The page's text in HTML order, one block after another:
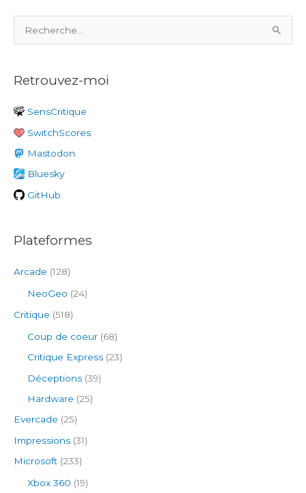
e
h
r
c
h
e
r
Retrouvez-moi
SensCritique
SwitchScores
Mastodon
Bluesky
GitHub
Plateformes
Arcade (128)
NeoGeo (24)
Critique (518)
Coup de coeur (68)
Critique Express (23)
Déceptions (39)
Hardware (25)
Evercade (25)
Impressions (31)
Microsoft (233)
Xbox 360 (19)